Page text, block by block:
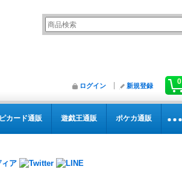
0
ログイン 新規登録
カード通販 遊戯王通販 ポケカ通販